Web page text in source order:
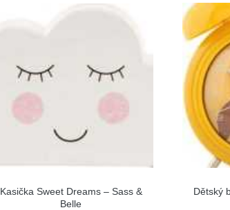
Kasička Sweet Dreams – Sass &
Belle
Dětský